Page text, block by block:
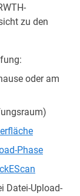
zu den
oder am
Phase
Datei-Upload-